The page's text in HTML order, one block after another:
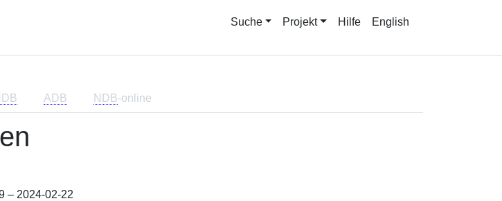
Suche Projekt Hilfe English
ADB NDB-online
– 2024-02-22